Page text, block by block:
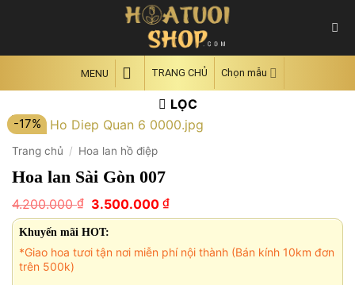
MENU TRANG CHỦ Chọn mẫu
LỌC
-17%
Trang chủ / Hoa lan hồ điệp
Hoa lan Sài Gòn 007
4.200.000₫ Giá
gốc
là:
4.200.000 ₫.
3.500.000 ₫Giá
hiện
3.500.000 ₫.
Khuyến mãi HOT:
*Giao hoa tươi tận nơi miễn phí nội thành (Bán kính 10km đơn
trên 500k)